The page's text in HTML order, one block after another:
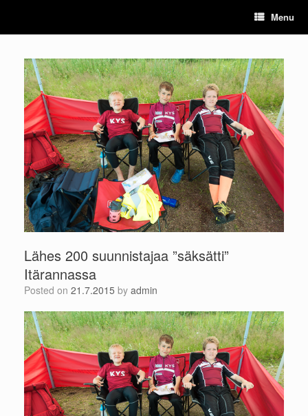
content
Menu
Lähes 200 suunnistajaa ”säksätti”
Itärannassa
Posted on 21.7.2015 by admin